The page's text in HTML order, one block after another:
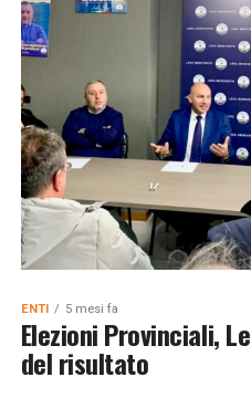
ENTI 5 mesi fa
Elezioni Provinciali,
del risultato